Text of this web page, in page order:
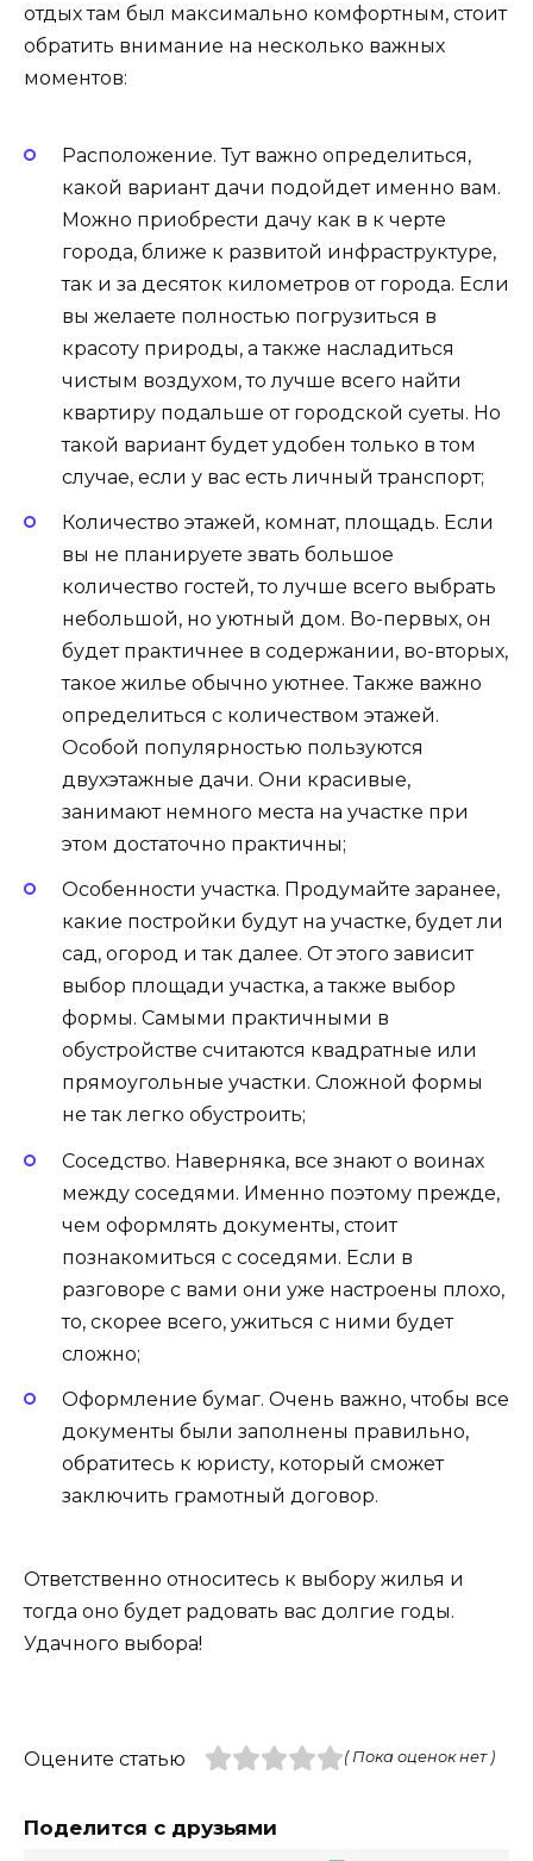
отдых там был максимально комфортным, стоит
обратить внимание на несколько важных
моментов:
Расположение. Тут важно определиться,
какой вариант дачи подойдет именно вам.
Можно приобрести дачу как в к черте
города, ближе к развитой инфраструктуре,
так и за десяток километров от города. Если
вы желаете полностью погрузиться в
красоту природы, а также насладиться
чистым воздухом, то лучше всего найти
квартиру подальше от городской суеты. Но
такой вариант будет удобен только в том
случае, если у вас есть личный транспорт;
Количество этажей, комнат, площадь. Если
вы не планируете звать большое
количество гостей, то лучше всего выбрать
небольшой, но уютный дом. Во-первых, он
будет практичнее в содержании, во-вторых,
такое жилье обычно уютнее. Также важно
определиться с количеством этажей.
Особой популярностью пользуются
двухэтажные дачи. Они красивые,
занимают немного места на участке при
этом достаточно практичны;
Особенности участка. Продумайте заранее,
какие постройки будут на участке, будет ли
сад, огород и так далее. От этого зависит
выбор площади участка, а также выбор
формы. Самыми практичными в
обустройстве считаются квадратные или
прямоугольные участки. Сложной формы
не так легко обустроить;
Соседство. Наверняка, все знают о воинах
между соседями. Именно поэтому прежде,
чем оформлять документы, стоит
познакомиться с соседями. Если в
разговоре с вами они уже настроены плохо,
то, скорее всего, ужиться с ними будет
сложно;
Оформление бумаг. Очень важно, чтобы все
документы были заполнены правильно,
обратитесь к юристу, который сможет
заключить грамотный договор.
Ответственно относитесь к выбору жилья и
тогда оно будет радовать вас долгие годы.
Удачного выбора!
Оцените статью ( Пока оценок нет )
Поделится с друзьями